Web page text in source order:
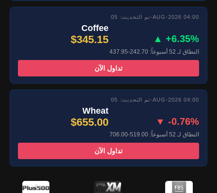
تم التحديث: 05-AUG-2026 04:00
Coffee
$345.15 ▲ +6.35%
النطاق لـ 52 أسبوعاً: 242.70-437.95
تداول الآن
تم التحديث: 05-AUG-2026 04:00
Wheat
$655.00 ▼ -0.76%
النطاق لـ 52 أسبوعاً: 519.00-706.00
تداول الآن